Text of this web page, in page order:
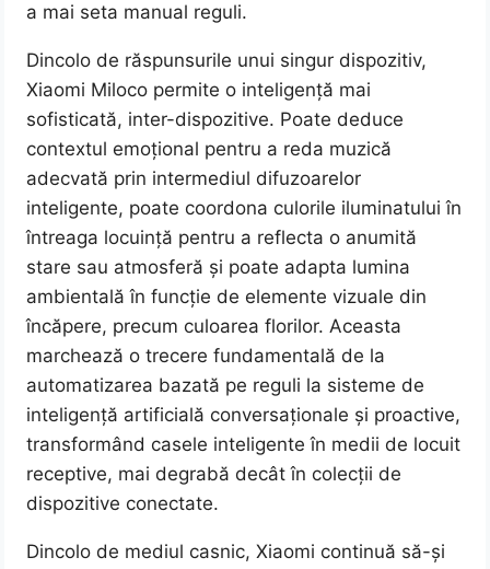
a mai seta manual reguli.
Dincolo de răspunsurile unui singur dispozitiv,
Xiaomi Miloco permite o inteligență mai
sofisticată, inter-dispozitive. Poate deduce
contextul emoțional pentru a reda muzică
adecvată prin intermediul difuzoarelor
inteligente, poate coordona culorile iluminatului în
întreaga locuință pentru a reflecta o anumită
stare sau atmosferă și poate adapta lumina
ambientală în funcție de elemente vizuale din
încăpere, precum culoarea florilor. Aceasta
marchează o trecere fundamentală de la
automatizarea bazată pe reguli la sisteme de
inteligență artificială conversaționale și proactive,
transformând casele inteligente în medii de locuit
receptive, mai degrabă decât în ​​colecții de
dispozitive conectate.
Dincolo de mediul casnic, Xiaomi continuă să-și